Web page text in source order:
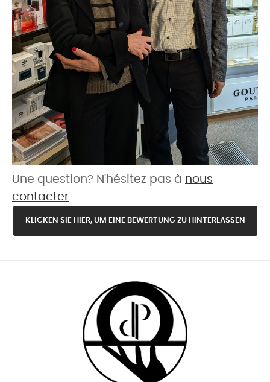
Une question? N'hésitez pas à nous
contacter
KLICKEN SIE HIER, UM EINE BEWERTUNG ZU HINTERLASSEN